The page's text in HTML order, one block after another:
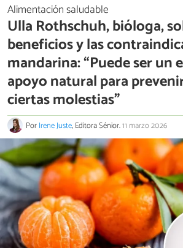
Alimentación saludable
Ulla Rothschuh, bióloga,
beneficios y las
mandarina: “Puede ser un
apoyo natural para
ciertas molestias”
PorIrene Juste, Editora Sénior.11 marzo 2026